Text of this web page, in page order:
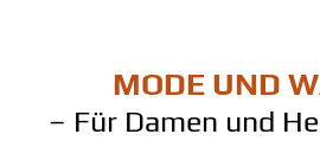
MODE UND
– Für Damen und